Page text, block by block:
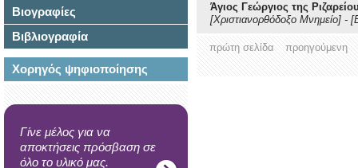
Βιογραφίες
Βιβλιογραφία
Χορηγός ψηφιοποίησης
Γίνε μέλος για να
αποκτήσεις πρόσβαση σε
όλο το υλικό μας.
Άγιος Γεώργιος της
[Χριστιανορθόδοξο Μνημείο] -
πρώτη σελίδα προηγούμενη